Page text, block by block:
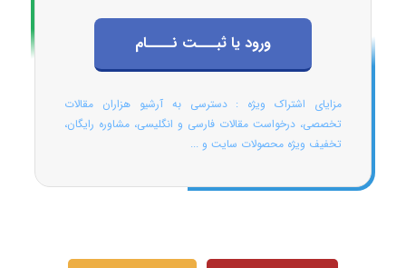
ورود یا ثبـــت نــــام
مزایای اشتراک ویژه : دسترسی به آرشیو هزاران مقالات
تخصصی، درخواست مقالات فارسی و انگلیسی، مشاوره رایگان،
تخفیف ویژه محصولات سایت و ...